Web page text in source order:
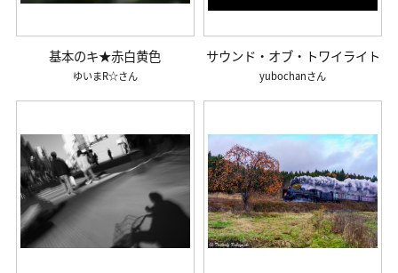
基本のキ★赤白黄色
ゆいまR☆
サウンド・オブ・トワイライト
yubochan